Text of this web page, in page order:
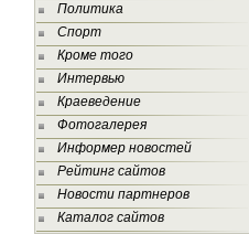
Политика
Спорт
Кроме того
Интервью
Краеведение
Фотогалерея
Информер новостей
Рейтинг сайтов
Новости партнеров
Каталог сайтов